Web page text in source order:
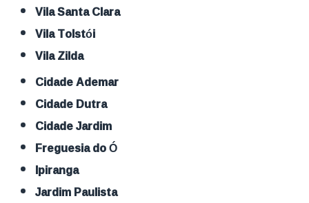
Vila Santa Clara
Vila Tolstói
Vila Zilda
Cidade Ademar
Cidade Dutra
Cidade Jardim
Freguesia do Ó
Ipiranga
Jardim Paulista